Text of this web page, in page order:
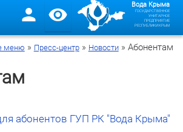
Вода Крыма
ГОСУДАРСТВЕННОЕ
УНИТАРНОЕ
ПРЕДПРИЯТИЕ
РЕСПУБЛИКИ КРЫМ
меню » Пресс-центр» Новости» Абонентам
абонентов ГУП РК "Вода Крыма"